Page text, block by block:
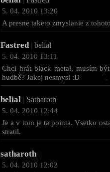
5. 04. 2010 13:20
A presne taketo zmyslanie z
Fastred | belial
5. 04. 2010 13:11
Chci hrát black metal, musím
hudbě? Jakej nesmysl :D
belial | Satharoth
5. 04. 2010 12:44
Je a v tom je ta pointa. Vsetko
stratil.
satharoth |
5. 04. 2010 12:02